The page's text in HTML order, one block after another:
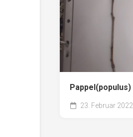
Pappel(populus)
23. Februar 2022